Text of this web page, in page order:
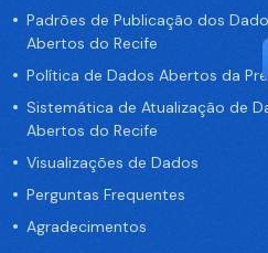
Padrões de Publicação dos
Abertos do Recife
Política de Dados Abertos da
Sistemática de Atualização de
Abertos do Recife
Visualizações de Dados
Perguntas Frequentes
Agradecimentos